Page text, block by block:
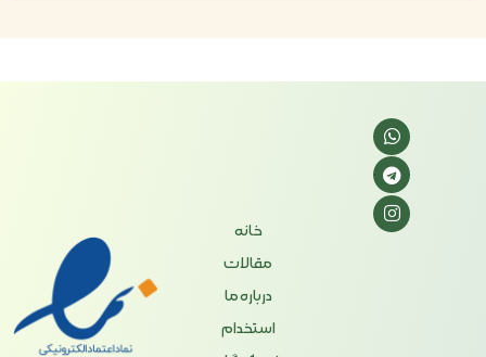
خانه
مقالات
درباره ما
استخدام